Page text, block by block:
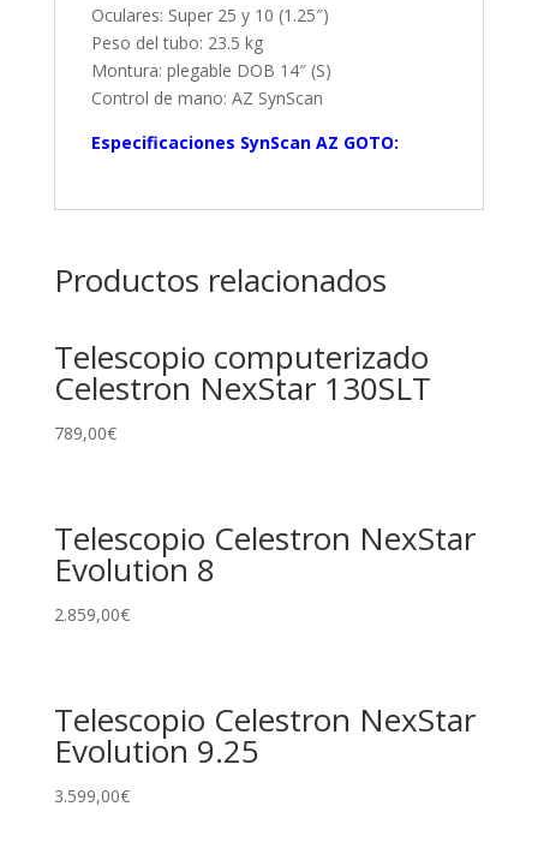
Oculares: Super 25 y 10 (1.25″)
Peso del tubo: 23.5 kg
Montura: plegable DOB 14″ (S)
Control de mano: AZ SynScan
Especificaciones SynScan AZ GOTO:
Productos relacionados
Telescopio computerizado
Celestron NexStar 130SLT
789,00€
Telescopio Celestron NexStar
Evolution 8
2.859,00€
Telescopio Celestron NexStar
Evolution 9.25
3.599,00€